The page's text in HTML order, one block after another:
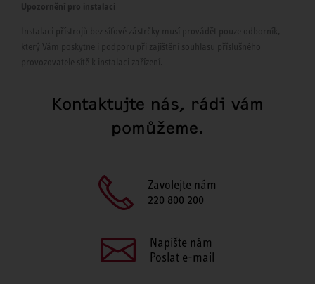
Upozornění pro instalaci
Instalaci přístrojů bez síťové zástrčky musí provádět pouze odborník,
který Vám poskytne i podporu při zajištění souhlasu příslušného
provozovatele sítě k instalaci zařízení.
Kontaktujte nás, rádi vám
pomůžeme.
Zavolejte nám
220 800 200
Napište nám
Poslat e-mail